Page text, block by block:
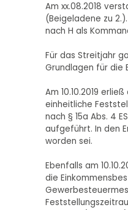
Am xx.08.2018
(Beigeladene zu
nach H als
Für das Streitjahr
Grundlagen für die
Am 10.10.2019
einheitliche
nach § 15a Abs. 4
aufgeführt. In den
worden sei.
Ebenfalls am
die